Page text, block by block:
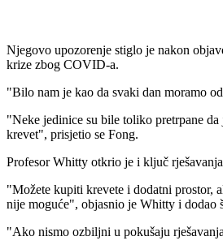
Njegovo upozorenje stiglo je nakon
krize zbog COVID-a.
"Bilo nam je kao da svaki dan moramo
"Neke jedinice su bile toliko pretrpane
krevet", prisjetio se Fong.
Profesor Whitty otkrio je i ključ
"Možete kupiti krevete i dodatni prostor,
nije moguće", objasnio je Whitty i dodao
"Ako nismo ozbiljni u pokušaju